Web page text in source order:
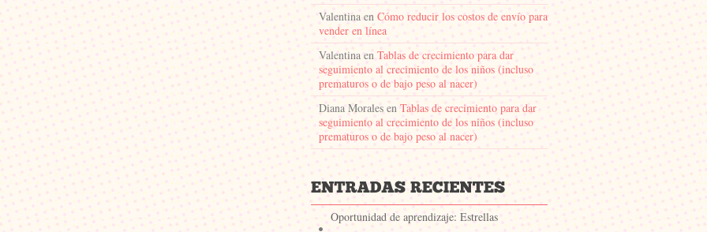
Valentina en Cómo reducir los costos de envío para
vender en línea
Valentina en Tablas de crecimiento para dar
seguimiento al crecimiento de los niños (incluso
prematuros o de bajo peso al nacer)
Diana Morales en Tablas de crecimiento para dar
seguimiento al crecimiento de los niños (incluso
prematuros o de bajo peso al nacer)
Oportunidad de aprendizaje: Estrellas